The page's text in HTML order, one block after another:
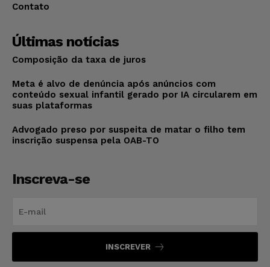
Contato
Últimas notícias
Composição da taxa de juros
Meta é alvo de denúncia após anúncios com
conteúdo sexual infantil gerado por IA circularem em
suas plataformas
Advogado preso por suspeita de matar o filho tem
inscrição suspensa pela OAB-TO
Inscreva-se
INSCREVER